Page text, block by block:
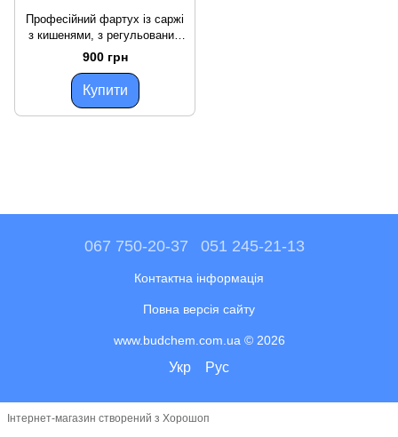
Професійний фартух із саржі
з кишенями, з регульованим
розміром ВСВ Україна 1 шт
900 грн
Купити
067 750-20-37 051 245-21-13
Контактна інформація
Повна версія сайту
www.budchem.com.ua © 2026
Укр Рус
Інтернет-магазин створений з Хорошоп